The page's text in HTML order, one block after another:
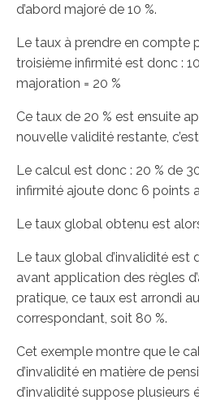
d’abord majoré de 10 %.
Le taux à prendre en compte
troisième infirmité est donc :
majoration = 20 %
Ce taux de 20 % est ensuite
nouvelle validité restante,
Le calcul est donc : 20 % de
infirmité ajoute donc 6 points
Le taux global obtenu est
Le taux global d’invalidité est
avant application des règles
pratique, ce taux est arrondi
correspondant, soit 80 %.
Cet exemple montre que le
d’invalidité en matière de
d’invalidité suppose plusieurs